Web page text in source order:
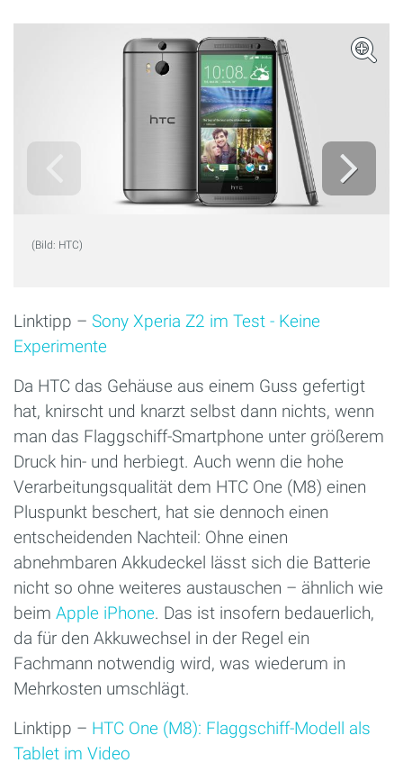
(Bild: HTC)
Linktipp – Sony Xperia Z2 im Test - Keine
Experimente
Da HTC das Gehäuse aus einem Guss gefertigt
hat, knirscht und knarzt selbst dann nichts, wenn
man das Flaggschiff-Smartphone unter größerem
Druck hin- und herbiegt. Auch wenn die hohe
Verarbeitungsqualität dem HTC One (M8) einen
Pluspunkt beschert, hat sie dennoch einen
entscheidenden Nachteil: Ohne einen
abnehmbaren Akkudeckel lässt sich die Batterie
nicht so ohne weiteres austauschen – ähnlich wie
beim Apple iPhone. Das ist insofern bedauerlich,
da für den Akkuwechsel in der Regel ein
Fachmann notwendig wird, was wiederum in
Mehrkosten umschlägt.
Linktipp – HTC One (M8): Flaggschiff-Modell als
Tablet im Video